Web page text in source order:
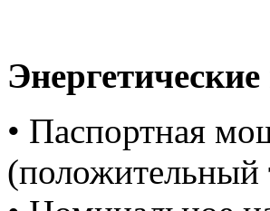
• Паспортная
(положительный